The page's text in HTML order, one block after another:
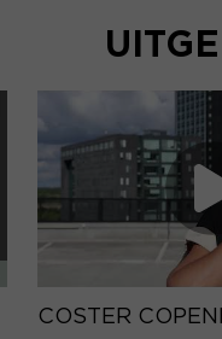
COSTER